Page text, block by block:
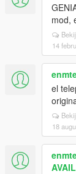
mod,
14
el
18